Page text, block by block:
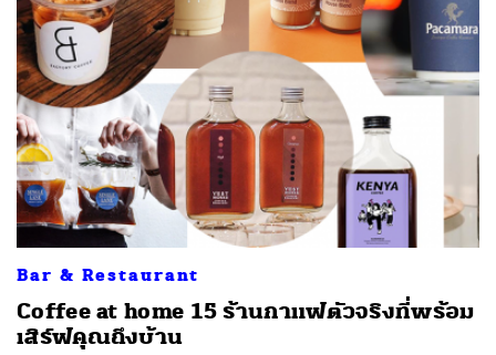
Bar & Restaurant
Coffee at home 15 ร้านกาแฟตัวจริงที่พร้อม
เสิร์ฟคุณถึงบ้าน